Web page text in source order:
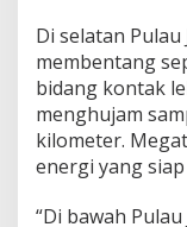
Di selatan
membentang
bidang kontak
menghujam
kilometer.
energi yang
“Di bawah